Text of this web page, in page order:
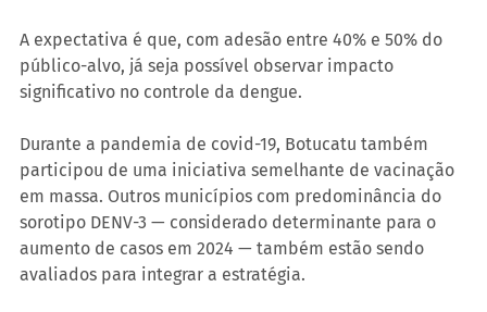
A expectativa é que, com adesão entre 40% e 50% do
público-alvo, já seja possível observar impacto
significativo no controle da dengue.
Durante a pandemia de covid-19, Botucatu também
participou de uma iniciativa semelhante de vacinação
em massa. Outros municípios com predominância do
sorotipo DENV-3 — considerado determinante para o
aumento de casos em 2024 — também estão sendo
avaliados para integrar a estratégia.